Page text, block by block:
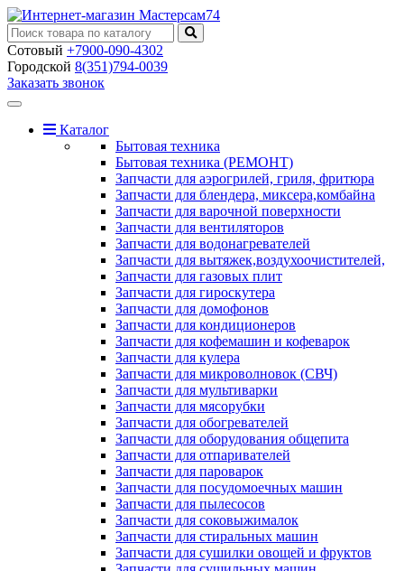
Сотовый +7900-090-4302
Городской 8(351)794-0039
Заказать звонок
Toggle
navigationКаталог
Бытовая техника
Бытовая техника (РЕМОНТ)
Запчасти для аэрогрилей, гриля, фритюра
Запчасти для блендера, миксера,комбайна
Запчасти для варочной поверхности
Запчасти для вентиляторов
Запчасти для водонагревателей
Запчасти для вытяжек,воздухоочистителей,
Запчасти для газовых плит
Запчасти для гироскутера
Запчасти для домофонов
Запчасти для кондиционеров
Запчасти для кофемашин и кофеварок
Запчасти для кулера
Запчасти для микроволновок (СВЧ)
Запчасти для мультиварки
Запчасти для мясорубки
Запчасти для обогревателей
Запчасти для оборудования общепита
Запчасти для отпаривателей
Запчасти для пароварок
Запчасти для посудомоечных машин
Запчасти для пылесосов
Запчасти для соковыжималок
Запчасти для стиральных машин
Запчасти для сушилки овощей и фруктов